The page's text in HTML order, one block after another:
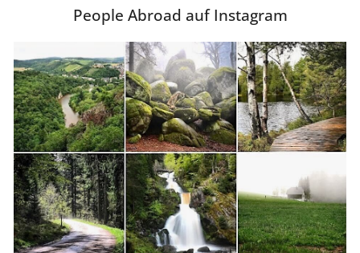
People Abroad auf Instagram